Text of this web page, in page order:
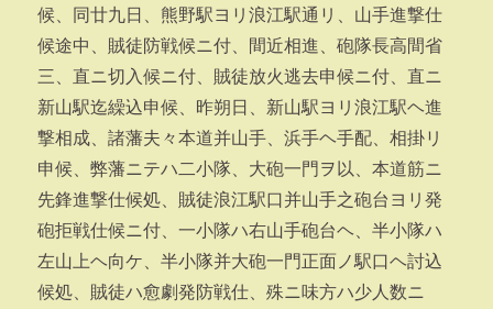
候、同廿九日、熊野駅ヨリ浪江駅通リ、山手進撃仕
候途中、賊徒防戦候ニ付、間近相進、砲隊長高間省
三、直ニ切入候ニ付、賊徒放火逃去申候ニ付、直ニ
新山駅迄繰込申候、昨朔日、新山駅ヨリ浪江駅ヘ進
撃相成、諸藩夫々本道并山手、浜手ヘ手配、相掛リ
申候、弊藩ニテハ二小隊、大砲一門ヲ以、本道筋ニ
先鋒進撃仕候処、賊徒浪江駅口并山手之砲台ヨリ発
砲拒戦仕候ニ付、一小隊ハ右山手砲台ヘ、半小隊ハ
左山上ヘ向ケ、半小隊并大砲一門正面ノ駅口ヘ討込
候処、賊徒ハ愈劇発防戦仕、殊ニ味方ハ少人数ニ